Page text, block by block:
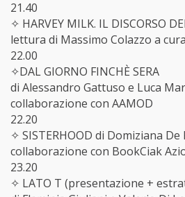
21.40
✧ HARVEY MILK. IL DISCORSO
lettura di Massimo Colazzo a
22.00
✧DAL GIORNO FINCHÈ SERA
di Alessandro Gattuso e Luca
collaborazione con AAMOD
22.20
✧ SISTERHOOD di Domiziana De
collaborazione con BookCiak
23.20
✧ LATO T (presentazione +